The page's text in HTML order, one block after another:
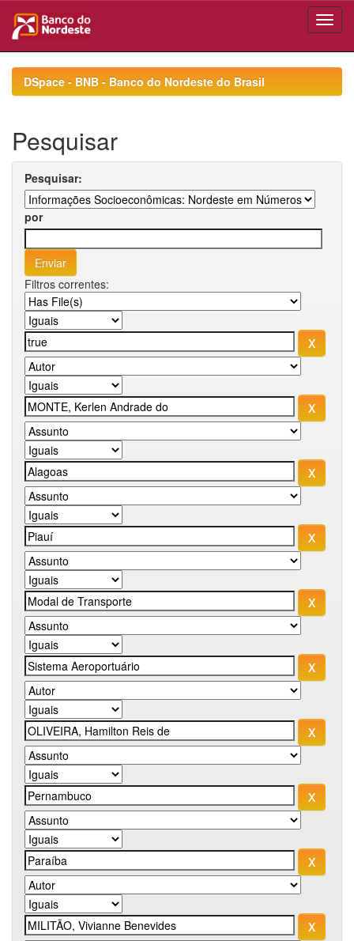
navigationDSpace - BNB - Banco do Nordeste do Brasil
Pesquisar
Pesquisar:
por
Filtros correntes: